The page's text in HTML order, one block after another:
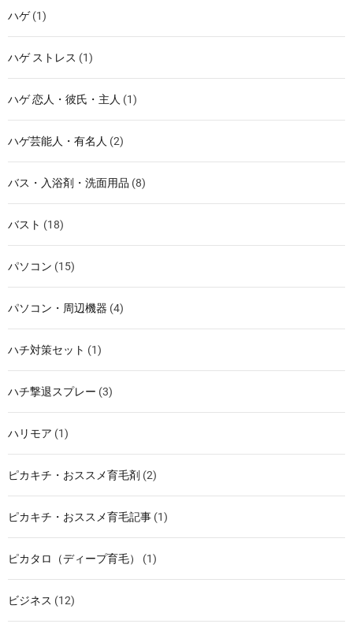
ハゲ(1)
ハゲ ストレス (1)
ハゲ 恋人・彼氏・主人 (1)
ハゲ芸能人・有名人 (2)
バス・入浴剤・洗面用品 (8)
バスト (18)
パソコン (15)
パソコン・周辺機器 (4)
ハチ対策セット (1)
ハチ撃退スプレー (3)
ハリモア (1)
ピカキチ・おススメ育毛剤 (2)
ピカキチ・おススメ育毛記事 (1)
ピカタロ（ディープ育毛） (1)
ビジネス (12)